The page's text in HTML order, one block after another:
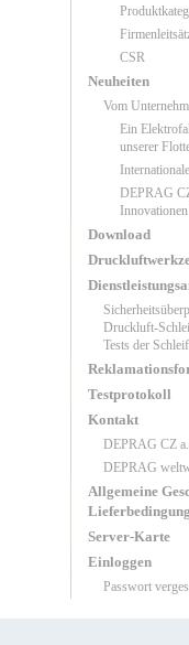
CSR
Neuheiten
Vom
Ein
unserer
DEPRAG
Download
Druckluft-
Tests der
Testprotokoll
Kontakt
DEPRAG CZ
DEPRAG
Allgemeine
Server-Karte
Einloggen
Passwort